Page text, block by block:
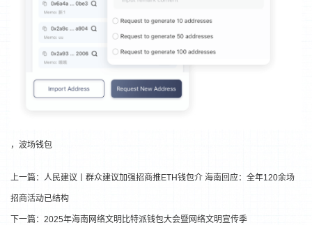
，波场钱包
上一篇： 人民建议丨群众建议加强招商推ETH钱包介 海南回应：全年120余场
招商活动已结构
下一篇： 2025年海南网络文明比特派钱包大会暨网络文明宣传季